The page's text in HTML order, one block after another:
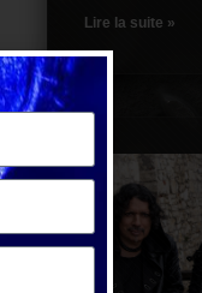
Lire la suite »